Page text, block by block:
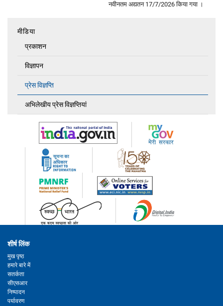
नवीनतम अद्यतन 17/7/2026किया गया ।
मीडिया
प्रकाशन
विज्ञापन
प्रेस विज्ञप्ति
अभिलेखीय प्रेस विज्ञप्तियां
शीर्ष लिंक
मुख पृष्ठ
हमारे बारे में
सतर्कता
सीएसआर
निष्पादन
पर्यावरण